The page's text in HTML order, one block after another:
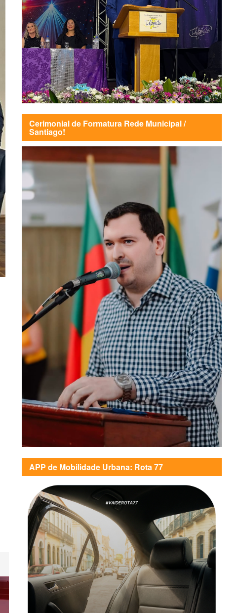
Cerimonial de Formatura Rede Municipal /
Santiago!
APP de Mobilidade Urbana: Rota 77